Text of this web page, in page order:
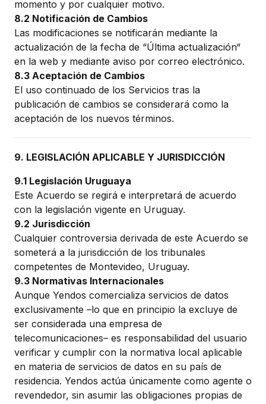
momento y por cualquier motivo.
8.2 Notificación de Cambios
Las modificaciones se notificarán mediante la
actualización de la fecha de “Última actualización“
en la web y mediante aviso por correo electrónico.
8.3 Aceptación de Cambios
El uso continuado de los Servicios tras la
publicación de cambios se considerará como la
aceptación de los nuevos términos.
9. LEGISLACIÓN APLICABLE Y JURISDICCIÓN
9.1 Legislación Uruguaya
Este Acuerdo se regirá e interpretará de acuerdo
con la legislación vigente en Uruguay.
9.2 Jurisdicción
Cualquier controversia derivada de este Acuerdo se
someterá a la jurisdicción de los tribunales
competentes de Montevideo, Uruguay.
9.3 Normativas Internacionales
Aunque Yendos comercializa servicios de datos
exclusivamente –lo que en principio la excluye de
ser considerada una empresa de
telecomunicaciones– es responsabilidad del usuario
verificar y cumplir con la normativa local aplicable
en materia de servicios de datos en su país de
residencia. Yendos actúa únicamente como agente o
revendedor, sin asumir las obligaciones propias de